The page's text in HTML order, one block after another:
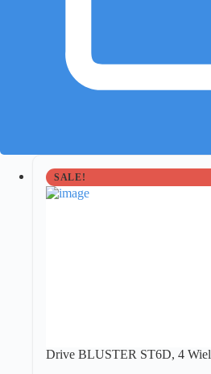
SALE!
Drive BLUSTER ST6D, 4 Wiel